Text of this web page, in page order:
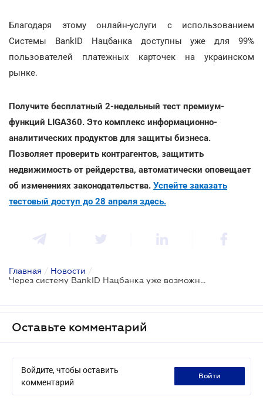
Благодаря этому онлайн-услуги с использованием
Системы BankID Нацбанка доступны уже для 99%
пользователей платежных карточек на украинском
рынке.
Получите бесплатный 2-недельный тест премиум-
функций LIGA360. Это комплекс информационно-
аналитических продуктов для защиты бизнеса.
Позволяет проверить контрагентов, защитить
недвижимость от рейдерства, автоматически оповещает
об изменениях законодательства. Успейте заказать
тестовый доступ до 28 апреля здесь.
Главная / Новости /
Через систему BankID Нацбанка уже возможно стать клиентом банка удаленно
Оставьте комментарий
Войдите, чтобы оставить
комментарий
войти